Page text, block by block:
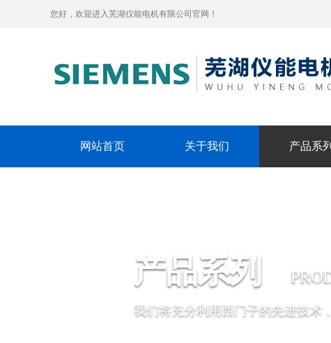
您好，欢迎进入芜湖仪能电机有限公司官网！
网站首页 关于我们 产品系列
产品系列
我们将充分利用西门子的先进技术